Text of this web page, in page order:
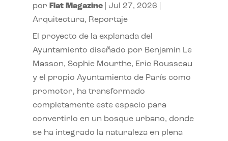
por Flat Magazine| Jul 27, 2026
Arquitectura, Reportaje
El proyecto de la explanada del
Ayuntamiento diseñado por Benjamin Le
Masson, Sophie Mourthe, Eric Rousseau
y el propio Ayuntamiento de París como
promotor, ha transformado
completamente este espacio para
convertirlo en un bosque urbano, donde
se ha integrado la naturaleza en plena